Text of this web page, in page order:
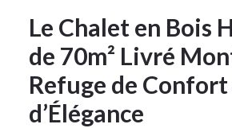
Le Chalet en Bois
de 70m² Livré
Refuge de
d’Élégance